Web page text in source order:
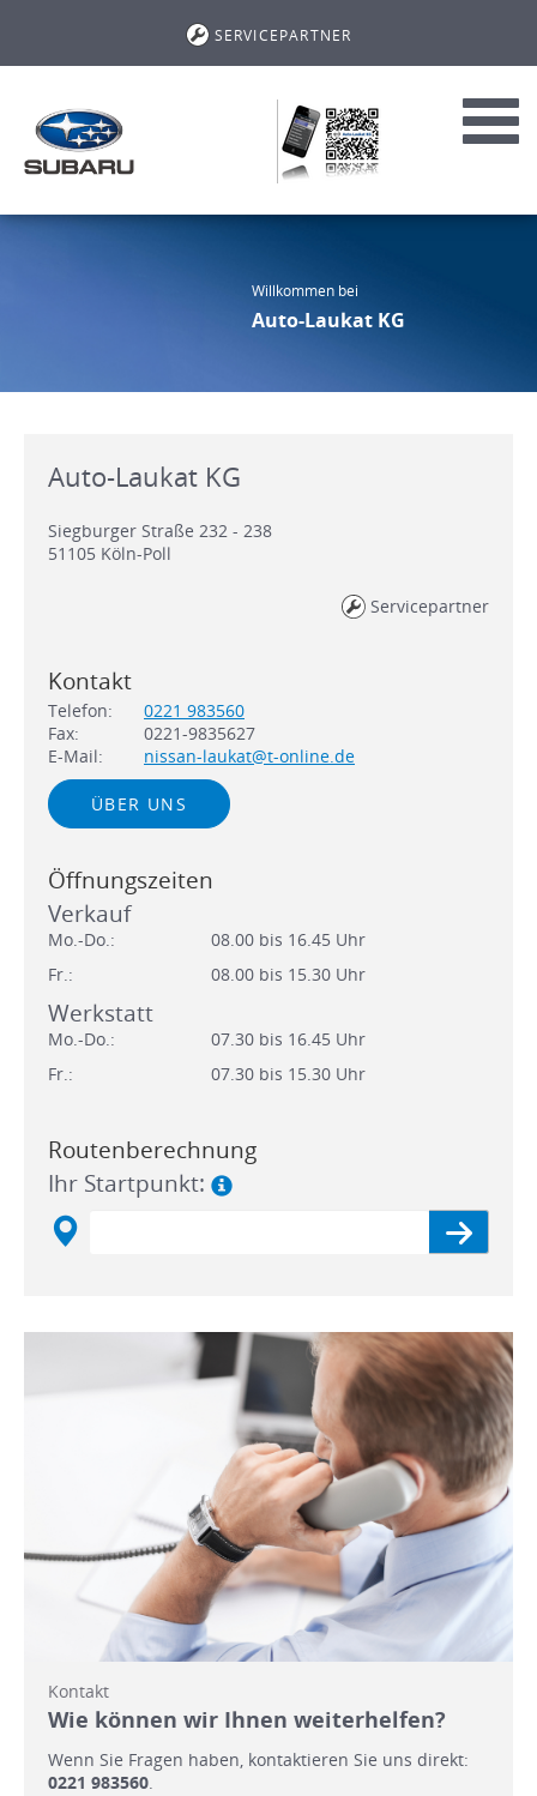
SERVICEPARTNER
Willkommen bei
Auto-Laukat KG
Auto-Laukat KG
Siegburger Straße 232 - 238
51105 Köln-Poll
Servicepartner
Kontakt
Telefon:
0221 983560
Fax:
0221-9835627
E-Mail:
nissan-laukat@t-online.de
ÜBER UNS
Öffnungszeiten
Verkauf
Mo.-Do.:
08.00 bis 16.45 Uhr
Fr.:
08.00 bis 15.30 Uhr
Werkstatt
Mo.-Do.:
07.30 bis 16.45 Uhr
Fr.:
07.30 bis 15.30 Uhr
Routenberechnung
Ihr Startpunkt:
Kontakt
Wie können wir Ihnen weiterhelfen?
Wenn Sie Fragen haben, kontaktieren Sie uns direkt:
0221 983560.